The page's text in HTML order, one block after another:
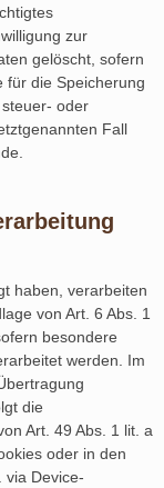
zur
gelöscht, sofern
für die Speicherung
oder
Fall
haben, verarbeiten
von Art. 6 Abs. 1
besondere
werden. Im
die
Art. 49 Abs. 1 lit. a
oder in den
via Device-